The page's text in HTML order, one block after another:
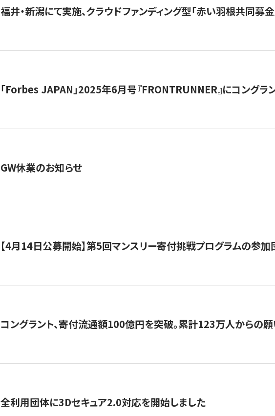
福井・新潟にて実施、クラウドファンディング型「赤い羽根共同
「Forbes JAPAN」2025年6月号『FRONTRUNNER』にコングラ
GW休業のお知らせ
【4月14日公募開始】第5回マンスリー寄付挑戦プログラムの参
コングラント、寄付流通額100億円を突破。累計123万人からの
全利用団体に3Dセキュア2.0対応を開始しました